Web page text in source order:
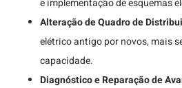
e implementação de esquemas
Alteração de Quadro de
elétrico antigo por novos, mais
capacidade.
Diagnóstico e Reparação de